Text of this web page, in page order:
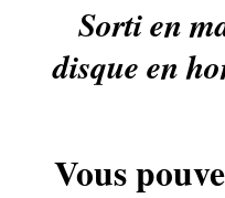
Sorti en
disque en
Vous